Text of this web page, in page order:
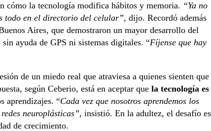
cómo la tecnología modifica hábitos y memoria. “Ya no
todo en el directorio del celular”, dijo. Recordó además
Aires, que demostraron un mayor desarrollo del
ayuda de GPS ni sistemas digitales. “Fíjense que hay
de un miedo real que atraviesa a quienes sienten que
según Ceberio, está en aceptar que la tecnología es
aprendizajes. “Cada vez que nosotros aprendemos los
neuroplásticas”, insistió. En la adultez, el desafío es
de crecimiento.